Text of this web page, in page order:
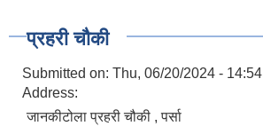
प्रहरी चौकी
Submitted on: Thu, 06/20/2024 - 14:54
Address:
जानकीटोला प्रहरी चौकी , पर्सा